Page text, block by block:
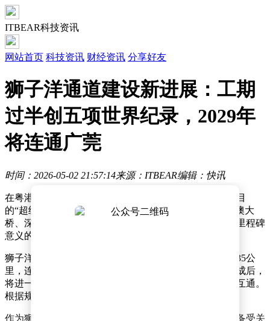
ITBEAR科技资讯
网站首页 科技资讯 财经资讯 分享好友
狮子洋通道建设新进展：工期
过半创五项世界纪录，2029年
将连通广莞
时间：2026-05-02 21:57:14来源：ITBEAR编辑：快讯
在粤港澳大湾区的核心区域，珠江口之上，一座备受瞩目
的“超级工程”——狮子洋通道正稳步推进建设。继港珠澳大
桥、深中通道之后，狮子洋通道成为该区域又一项具有里程碑
意义的交通项目。
狮子洋通道由跨江主桥和陆域引线构成，全线总长度约35公
里，连接广州南沙区与东莞的沙田镇、虎门镇。项目建成后，
将进一步优化区域交通网络，促进粤港澳大湾区的互联互通。
根据规划，狮子洋通道预计于2029年正式通车。
作为狮子洋通道的控制性工程，狮子洋大桥的建设进展备受关